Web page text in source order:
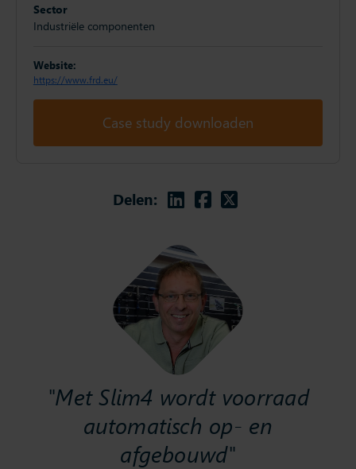
"Met Slim4 wordt voorraad
automatisch op- en
afgebouwd"
Sector
Industriële componenten
Website:
https://www.frd.eu/
Case study downloaden
Delen: Linkedin
Facebook
Twitter